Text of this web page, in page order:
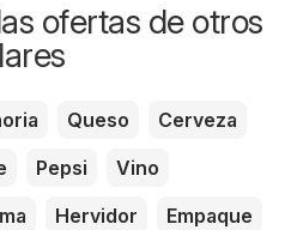
ofertas de otros
Queso
Cerveza
Pepsi
Vino
Hervidor Empaque